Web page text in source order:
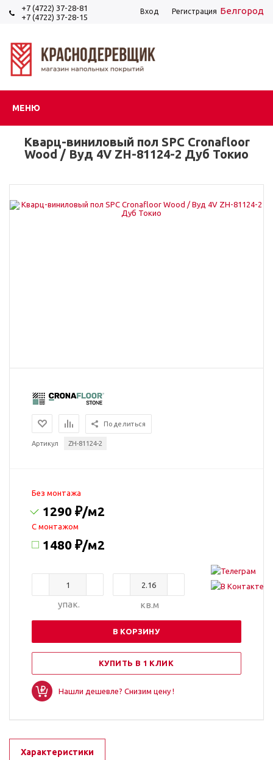
+7 (4722) 37-28-81
+7 (4722) 37-28-15
Белгород
Вход Регистрация
МЕНЮ
Кварц-виниловый пол SPC Cronafloor
Wood / Вуд 4V ZH-81124-2 Дуб Токио
Поделиться
Артикул ZH-81124-2
Без монтажа
1290 ₽/м2
C монтажом
1480 ₽/м2
упак. кв.м
В КОРЗИНУ
КУПИТЬ В 1 КЛИК
Нашли дешевле? Снизим цену !
Характеристики